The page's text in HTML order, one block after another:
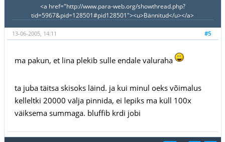
<a href="http://www.para-web.org/showthread.php?
tid=5967&pid=128501#pid128501"><u>Bännitud</u></a>
#5
13-06-2005, 14:11
ma pakun, et lina plekib sulle endale valuraha
ta juba täitsa skisoks läind. ja kui minul oeks võimalus
kelleltki 20000 välja pinnida, ei lepiks ma küll 100x
väiksema summaga. bluffib krdi jobi